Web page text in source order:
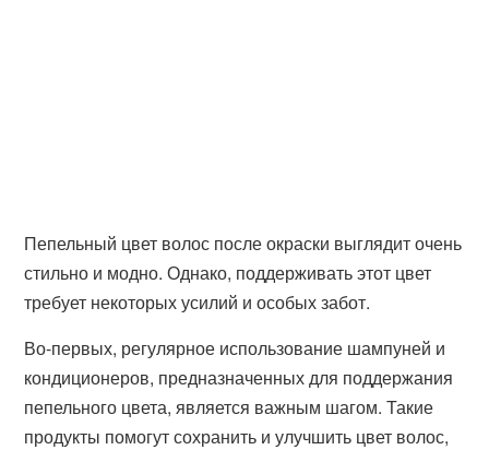
Пепельный цвет волос после окраски выглядит очень
стильно и модно. Однако, поддерживать этот цвет
требует некоторых усилий и особых забот.
Во-первых, регулярное использование шампуней и
кондиционеров, предназначенных для поддержания
пепельного цвета, является важным шагом. Такие
продукты помогут сохранить и улучшить цвет волос,